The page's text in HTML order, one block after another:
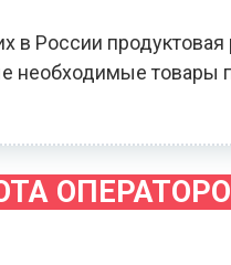
в России
необходимые товары